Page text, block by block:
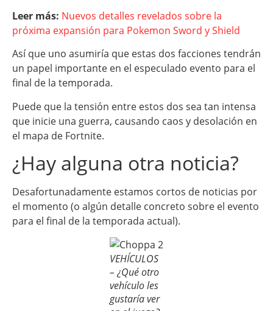
Leer más: Nuevos detalles revelados sobre la
próxima expansión para Pokemon Sword y Shield
Así que uno asumiría que estas dos facciones tendrán
un papel importante en el especulado evento para el
final de la temporada.
Puede que la tensión entre estos dos sea tan intensa
que inicie una guerra, causando caos y desolación en
el mapa de Fortnite.
¿Hay alguna otra noticia?
Desafortunadamente estamos cortos de noticias por
el momento (o algún detalle concreto sobre el evento
para el final de la temporada actual).
VEHÍCULOS
– ¿Qué otro
vehículo les
gustaría ver